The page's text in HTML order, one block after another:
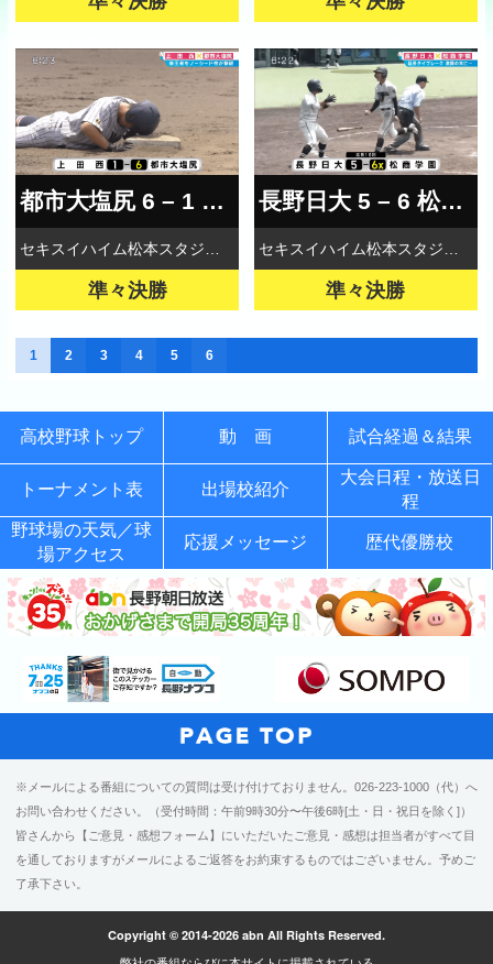
都市大塩尻 6 – 1 上田西
準々決勝
長野日大 5 – 6 松商学園
準々決勝
1 2 3 4 5 6
高校野球トップ 動 画 試合経過＆結果
トーナメント表 出場校紹介
大会日程・放送日
程
野球場の天気／球
場アクセス
応援メッセージ 歴代優勝校
※メールによる番組についての質問は受け付けておりません。026-223-1000（代）へ
お問い合わせください。（受付時間：午前9時30分〜午後6時[土・日・祝日を除く]）
皆さんから【ご意見・感想フォーム】にいただいたご意見・感想は担当者がすべて目
を通しておりますがメールによるご返答をお約束するものではございません。予めご
了承下さい。
Copyright © 2014-2026 abn All Rights Reserved.